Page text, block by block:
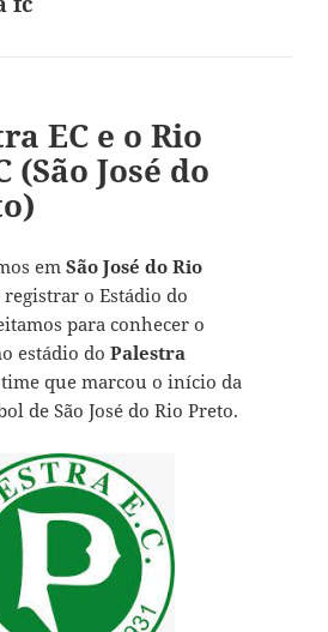
EC e o Rio
(São José do
em São José do Rio
o Estádio do
para conhecer o
estádio do Palestra
que marcou o início da
de São José do Rio Preto.